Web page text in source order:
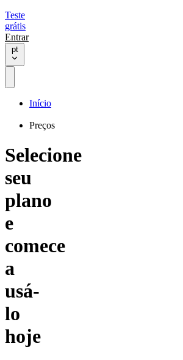
Teste
grátis
Entrar
pt
Início
Preços
Selecione
seu
plano
e
comece
a
usá-
lo
hoje